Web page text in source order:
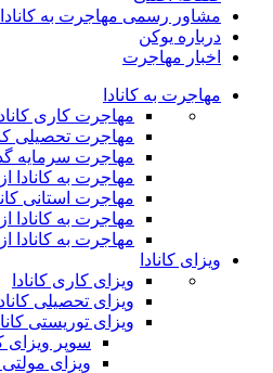
مشاور رسمی مهاجرت به کانادا
درباره یوکن
اخبار مهاجرت
مهاجرت به کانادا
مهاجرت کاری کانادا
مهاجرت تحصیلی
مهاجرت سرمایه
مهاجرت به کانادا
مهاجرت استانی
مهاجرت به کانادا
مهاجرت به کانادا
ویزای کانادا
ویزای کاری کانادا
ویزای تحصیلی کانادا
ویزای توریستی
سوپر ویزای
ویزای مولتی